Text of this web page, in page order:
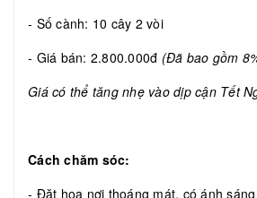
- Số cành: 10 cây 2 vòi
- Giá bán: 2.800.000đ (Đã bao gồm
Giá có thể tăng nhẹ vào dịp cận Tết
Cách chăm sóc:
- Đặt hoa nơi thoáng mát, có ánh